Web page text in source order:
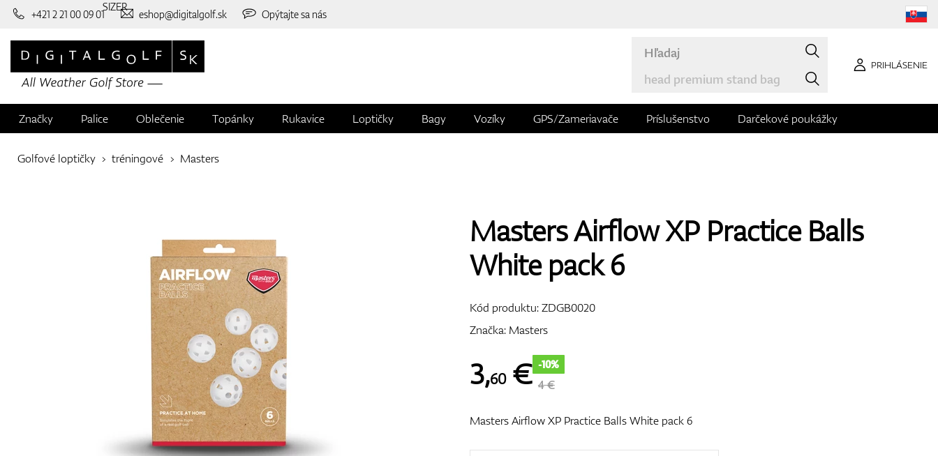
+421 2 21 00 09 01 eshop@digitalgolf.sk Opýtajte sa nás
PRIHLÁSENIE
Značky Palice Oblečenie Topánky Rukavice Loptičky Bagy Vozíky GPS/Zameriavače Príslušenstvo Darčekové poukážky
Golfové loptičky tréningové Masters
Masters Airflow XP Practice Balls
White pack 6
Kód produktu:ZDGB0020
Značka: Masters
3,60€ -10%
4 €
Masters Airflow XP Practice Balls White pack 6
SIZER